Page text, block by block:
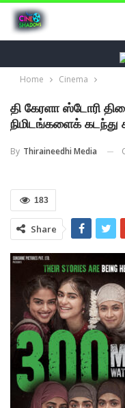
Home Cinema
தி கேரளா ஸ்டோரி
நிமிடங்களைக்
By Thiraineedhi Media
183
Share